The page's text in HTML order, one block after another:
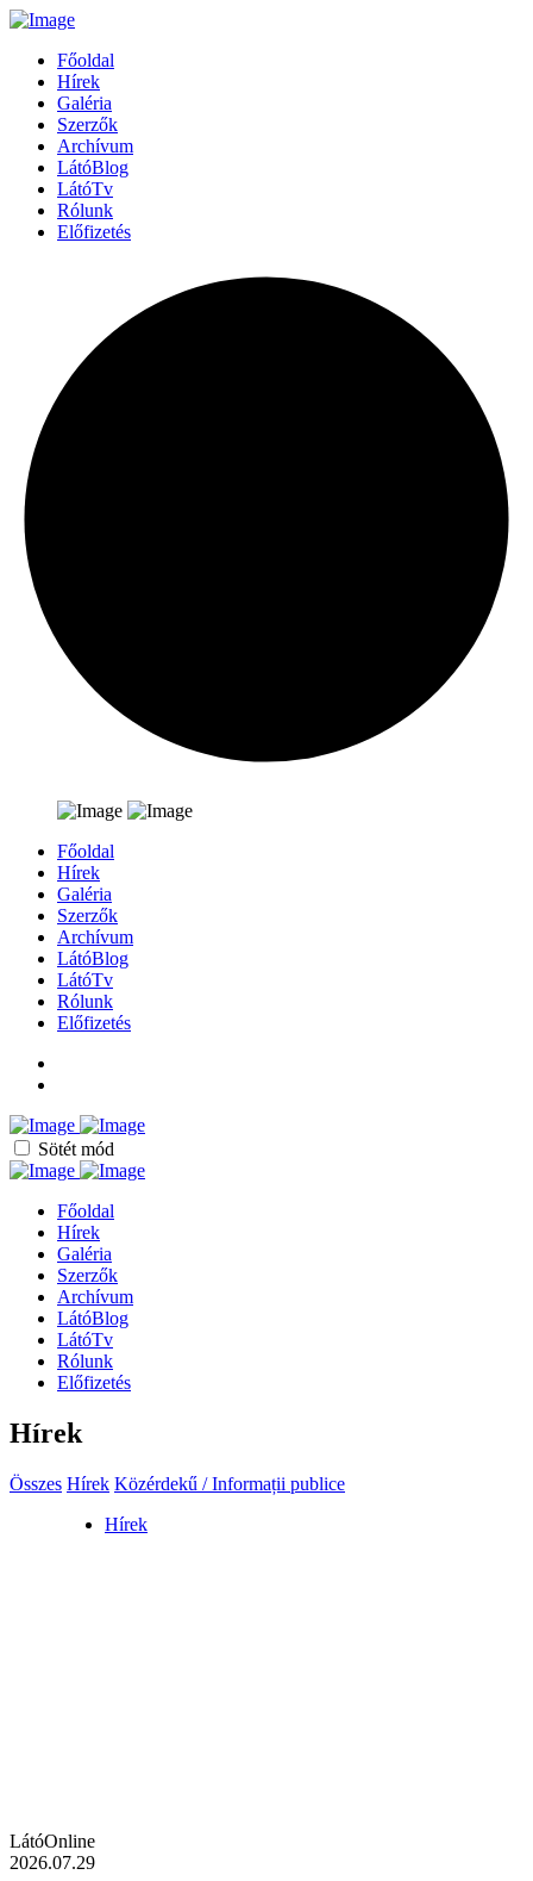
Főoldal
Hírek
Galéria
Szerzők
Archívum
LátóBlog
LátóTv
Rólunk
Előfizetés
Főoldal
Hírek
Galéria
Szerzők
Archívum
LátóBlog
LátóTv
Rólunk
Előfizetés
Sötét mód
Főoldal
Hírek
Galéria
Szerzők
Archívum
LátóBlog
LátóTv
Rólunk
Előfizetés
Hírek
Összes Hírek Közérdekű / Informații publice
Hírek
LátóOnline
2026.07.29